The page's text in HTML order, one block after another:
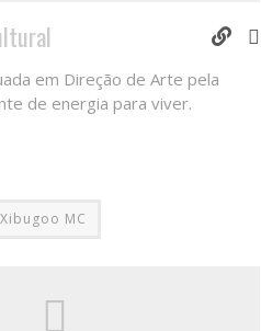
em Direção de Arte pela
de energia para viver.
Xibugoo MC